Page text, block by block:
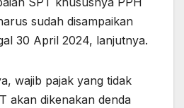
sudah disampaikan
30 April 2024, lanjutnya.
wajib pajak yang tidak
akan dikenakan denda